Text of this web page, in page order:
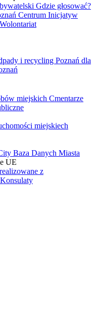
Gdzie głosować?
Centrum Inicjatyw
Wolontariat
i recycling Poznań dla
miejskich Cmentarze
miejskiech
Baza Danych Miasta
UE
z
Konsulaty